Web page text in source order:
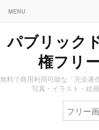
MENU
パブリック
権フリ
無料で商用利用可能な「完全著
写真・イラスト・絵